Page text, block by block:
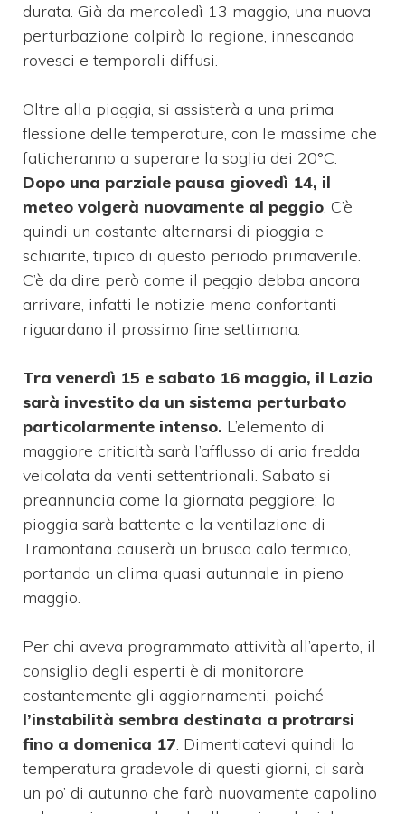
durata. Già da mercoledì 13 maggio, una nuova
perturbazione colpirà la regione, innescando
rovesci e temporali diffusi.
Oltre alla pioggia, si assisterà a una prima
flessione delle temperature, con le massime che
faticheranno a superare la soglia dei 20°C.
Dopo una parziale pausa giovedì 14, il
meteo volgerà nuovamente al peggio. C’è
quindi un costante alternarsi di pioggia e
schiarite, tipico di questo periodo primaverile.
C’è da dire però come il peggio debba ancora
arrivare, infatti le notizie meno confortanti
riguardano il prossimo fine settimana.
Tra venerdì 15 e sabato 16 maggio, il Lazio
sarà investito da un sistema perturbato
particolarmente intenso. L’elemento di
maggiore criticità sarà l’afflusso di aria fredda
veicolata da venti settentrionali. Sabato si
preannuncia come la giornata peggiore: la
pioggia sarà battente e la ventilazione di
Tramontana causerà un brusco calo termico,
portando un clima quasi autunnale in pieno
maggio.
Per chi aveva programmato attività all’aperto, il
consiglio degli esperti è di monitorare
costantemente gli aggiornamenti, poiché
l’instabilità sembra destinata a protrarsi
fino a domenica 17. Dimenticatevi quindi la
temperatura gradevole di questi giorni, ci sarà
un po’ di autunno che farà nuovamente capolino